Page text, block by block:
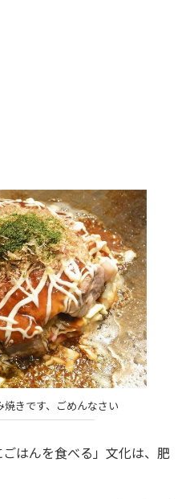
きです、ごめんなさい
はんを食べる」文化は、肥